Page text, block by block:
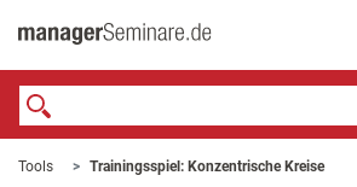
Tools Trainingsspiel: Konzentrische Kreise